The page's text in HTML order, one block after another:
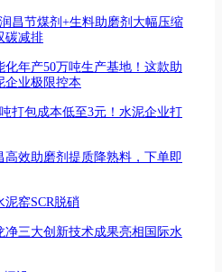
昌节煤剂+生料助磨剂大幅压缩
碳减排
年产50万吨生产基地！这款助
企业极限控本
打包成本低至3元！水泥企业打
效助磨剂提质降熟料，下单即
窑SCR脱硝
三大创新技术成果亮相国际水